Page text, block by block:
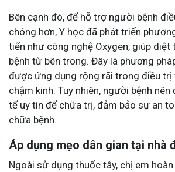
Bên cạnh đó, để hỗ trợ người bệnh
chóng hơn, Y học đã phát triển
tiến như công nghệ Oxygen, giúp diệt
bệnh từ bên trong. Đây là phương
được ứng dụng rộng rãi trong điều trị
chậm kinh. Tuy nhiên, người bệnh
tế uy tín để chữa trị, đảm bảo sự an
chữa bệnh.
Áp dụng mẹo dân gian tại nhà
Ngoài sử dụng thuốc tây, chị em